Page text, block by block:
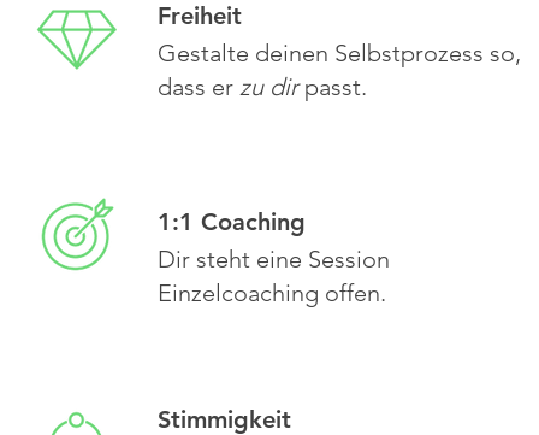
Freiheit
Gestalte deinen Selbstprozess so,
dass er zu dirpasst.
1:1 Coaching
Dir steht eine Session
Einzelcoaching offen.
Stimmigkeit